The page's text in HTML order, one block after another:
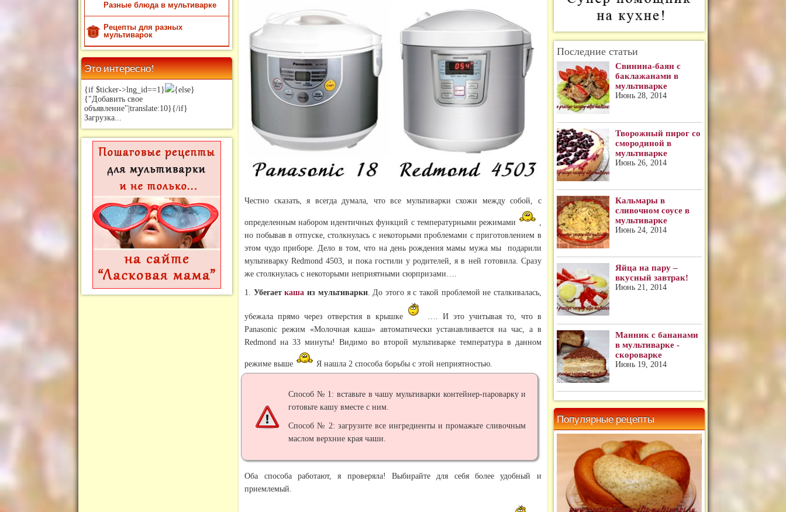
Разные блюда в мультиварке
Рецепты для разных
мультиварок
Это интересно!
{if $ticker->lng_id==1}
{else}
{"Добавить свое
объявление"|translate:10}{/if}
Загрузка...
Последние статьи
Свинина-баян с
баклажанами в
мультиварке
Июнь 28, 2014
Творожный пирог со
смородиной в
мультиварке
Июнь 26, 2014
Кальмары в
сливочном соусе в
мультиварке
Июнь 24, 2014
Яйца на пару –
вкусный завтрак!
Июнь 21, 2014
Манник с бананами
в мультиварке -
скороварке
Июнь 19, 2014
Популярные рецепты
Честно сказать, я всегда думала, что все мультиварки схожи между собой, с
определенным набором идентичных функций с температурными режимами
но побывав в отпуске, столкнулась с некоторыми проблемами с приготовлением в
этом чудо приборе. Дело в том, что на день рождения мамы мужа мы подарили
мультиварку Redmond 4503, и пока гостили у родителей, я в ней готовила. Сразу
же столкнулась с некоторыми неприятными сюрпризами….
1. Убегаеткаша из мультиварки. До этого я с такой проблемой не сталкивалась,
убежала прямо через отверстия в крышке
…. И это учитывая то, что в
Panasonic режим «Молочная каша» автоматически устанавливается на час, а в
Redmond на 33 минуты! Видимо во второй мультиварке температура в данном
режиме выше Я нашла 2 способа борьбы с этой неприятностью.
Способ № 1: вставьте в чашу мультиварки контейнер-пароварку и
готовьте кашу вместе с ним.
Способ № 2: загрузите все ингредиенты и промажьте сливочным
маслом верхние края чаши.
Оба способа работают, я проверяла! Выбирайте для себя более удобный и
приемлемый.